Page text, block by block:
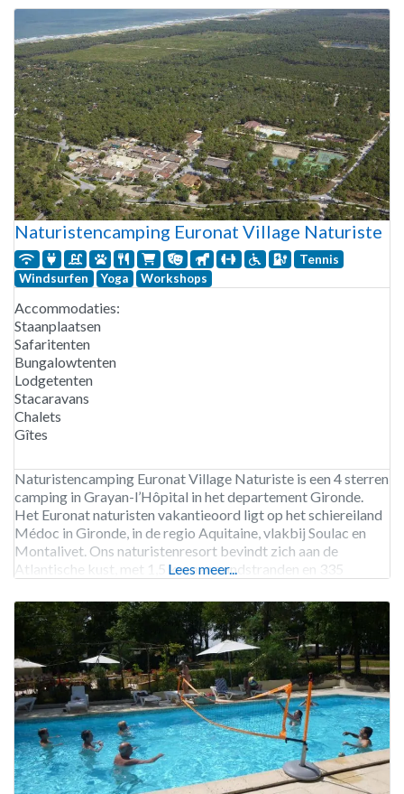
september.
Naturistencamping Euronat Village Naturiste
Tennis
Windsurfen
Yoga Workshops
Accommodaties:
Staanplaatsen
Safaritenten
Bungalowtenten
Lodgetenten
Stacaravans
Chalets
Gîtes
Naturistencamping Euronat Village Naturiste is een 4 sterren
camping in Grayan-l’Hôpital in het departement Gironde.
Het Euronat naturisten vakantieoord ligt op het schiereiland
Médoc in Gironde, in de regio Aquitaine, vlakbij Soulac en
Montalivet. Ons naturistenresort bevindt zich aan de
Atlantische kust, met 1,5 km aan zandstranden en 335
ruimte en vrijheid
Lees meer...